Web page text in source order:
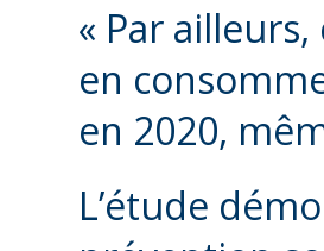
« Par
en
en 2020,
L’étude